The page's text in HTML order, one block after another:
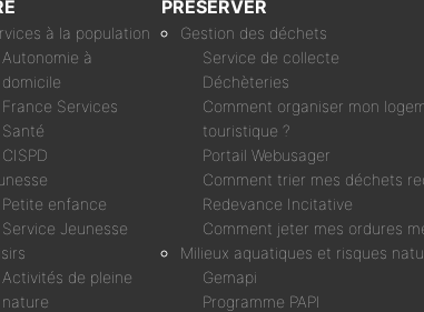
à la population
Autonomie à
domicile
France Services
Santé
CISPD
Petite enfance
Service Jeunesse
Activités de pleine
nature
PRESERVER
Gestion des déchets
Service de collecte
Déchèteries
Comment organiser mon
touristique ?
Portail Webusager
Comment trier mes déchets
Redevance Incitative
Comment jeter mes ordures
Milieux aquatiques et risques
Gemapi
Programme PAPI